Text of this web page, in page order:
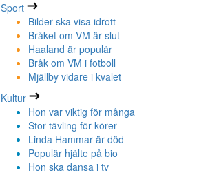
Sport
Bilder ska visa idrott
Bråket om VM är slut
Haaland är populär
Bråk om VM i fotboll
Mjällby vidare i kvalet
Kultur
Hon var viktig för många
Stor tävling för körer
Linda Hammar är död
Populär hjälte på bio
Hon ska dansa i tv